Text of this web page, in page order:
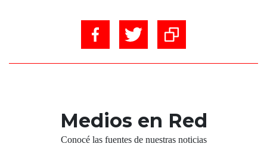
Medios en Red
Conocé las fuentes de nuestras noticias